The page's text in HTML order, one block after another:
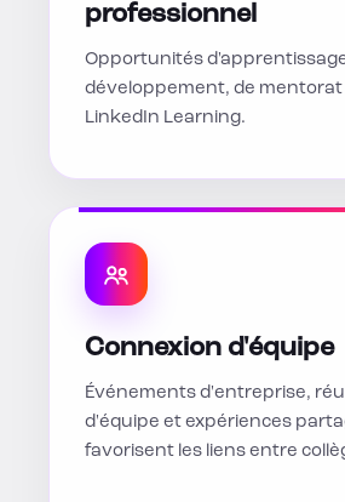
professionnel
Opportunités
développement, de mentorat
LinkedIn Learning.
Connexion d'équipe
Événements d'entreprise,
d'équipe et expériences
favorisent les liens entre